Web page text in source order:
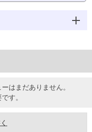
はまだありません。
す。